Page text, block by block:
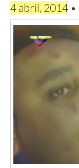
4 abril, 2014 •